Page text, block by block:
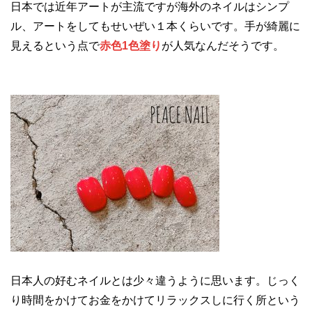
日本では近年アートが主流ですが海外のネイルはシンプ
ル、アートをしてもせいぜい１本くらいです。手が綺麗に
見えるという点で赤色1色塗り が人気なんだそうです。
日本人の好むネイルとは少々違うように思います。じっく
り時間をかけてお金をかけてリラックスしに行く所という